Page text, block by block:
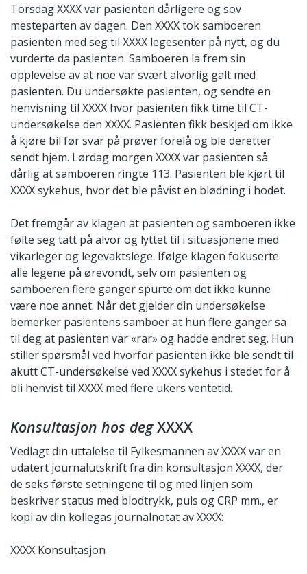
Torsdag XXXX var pasienten dårligere og sov
mesteparten av dagen. Den XXXX tok samboeren
pasienten med seg til XXXX legesenter på nytt, og du
vurderte da pasienten. Samboeren la frem sin
opplevelse av at noe var svært alvorlig galt med
pasienten. Du undersøkte pasienten, og sendte en
henvisning til XXXX hvor pasienten fikk time til CT-
undersøkelse den XXXX. Pasienten fikk beskjed om ikke
å kjøre bil før svar på prøver forelå og ble deretter
sendt hjem. Lørdag morgen XXXX var pasienten så
dårlig at samboeren ringte 113. Pasienten ble kjørt til
XXXX sykehus, hvor det ble påvist en blødning i hodet.
Det fremgår av klagen at pasienten og samboeren ikke
følte seg tatt på alvor og lyttet til i situasjonene med
vikarleger og legevaktslege. Ifølge klagen fokuserte
alle legene på ørevondt, selv om pasienten og
samboeren flere ganger spurte om det ikke kunne
være noe annet. Når det gjelder din undersøkelse
bemerker pasientens samboer at hun flere ganger sa
til deg at pasienten var «rar» og hadde endret seg. Hun
stiller spørsmål ved hvorfor pasienten ikke ble sendt til
akutt CT-undersøkelse ved XXXX sykehus i stedet for å
bli henvist til XXXX med flere ukers ventetid.
Konsultasjon hos degXXXX
Vedlagt din uttalelse til Fylkesmannen av XXXX var en
udatert journal­utskrift fra din konsultasjon XXXX, der
de seks første setningene til og med linjen som
beskriver status med blodtrykk, puls og CRP mm., er
kopi av din kollegas journalnotat av XXXX:
XXXX Konsultasjon